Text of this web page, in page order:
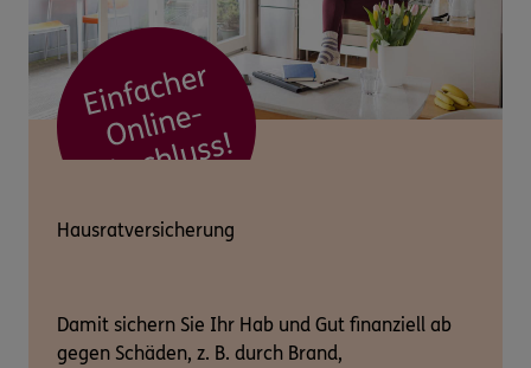
Hausratversicherung
Damit sichern Sie Ihr Hab und Gut finanziell ab
gegen Schäden, z. B. durch Brand,